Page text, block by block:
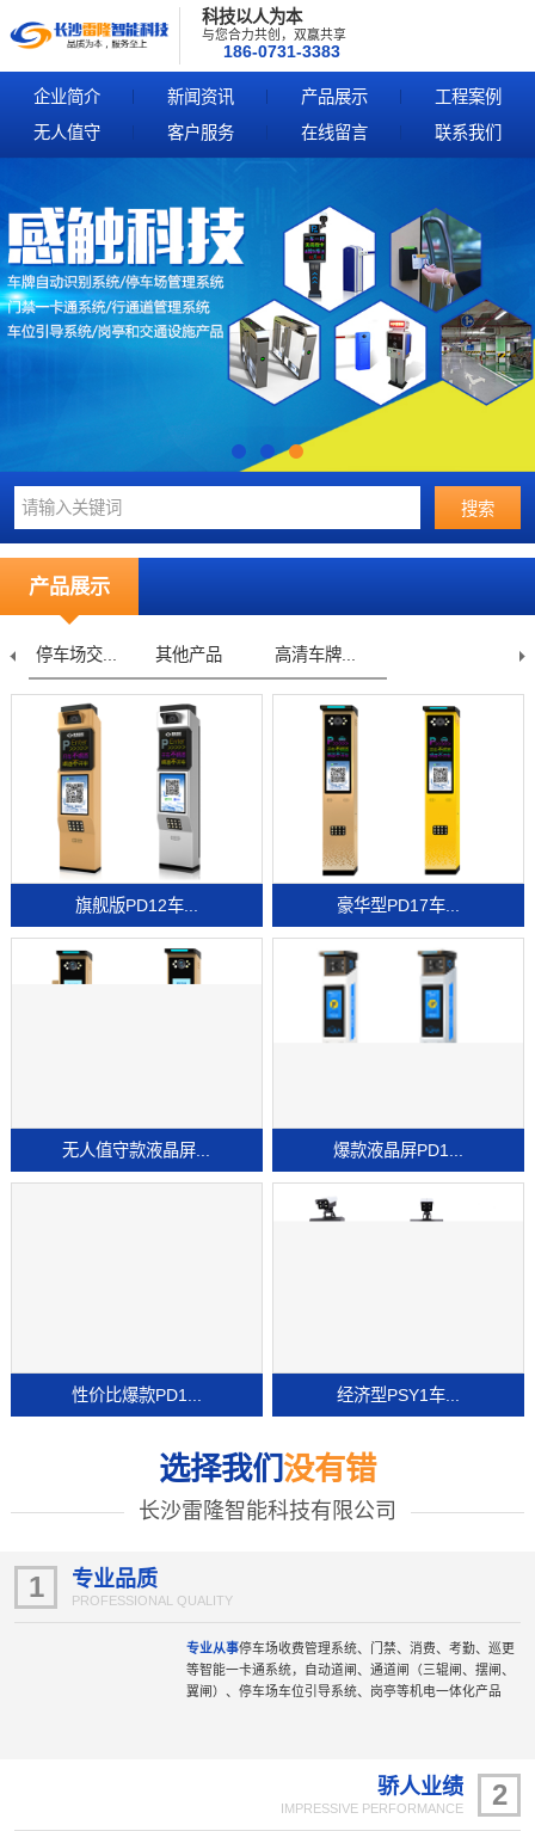
科技以人为本
与您合力共创，双赢共享
186-0731-3383
企业简介 新闻资讯 产品展示
工程案例
无人值守
客户服务 在线留言 联系我们
产品展示
停车场交... 其他产品 高清车牌...
旗舰版PD12车... 豪华型PD17车...
无人值守款液晶屏... 爆款液晶屏PD1...
性价比爆款PD1... 经济型PSY1车...
选择我们没有错
长沙雷隆智能科技有限公司
1 专业品质
PROFESSIONAL QUALITY
专业从事停车场收费管理系统、门禁、消费、考勤、巡更
等智能一卡通系统，自动道闸、通道闸（三辊闸、摆闸、
翼闸）、停车场车位引导系统、岗亭等机电一体化产品
2
骄人业绩
IMPRESSIVE PERFORMANCE